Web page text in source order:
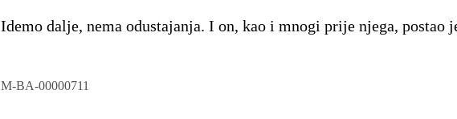
Idemo dalje, nema odustajanja. I on, kao i mnogi prije njega, postao
M-BA-00000711